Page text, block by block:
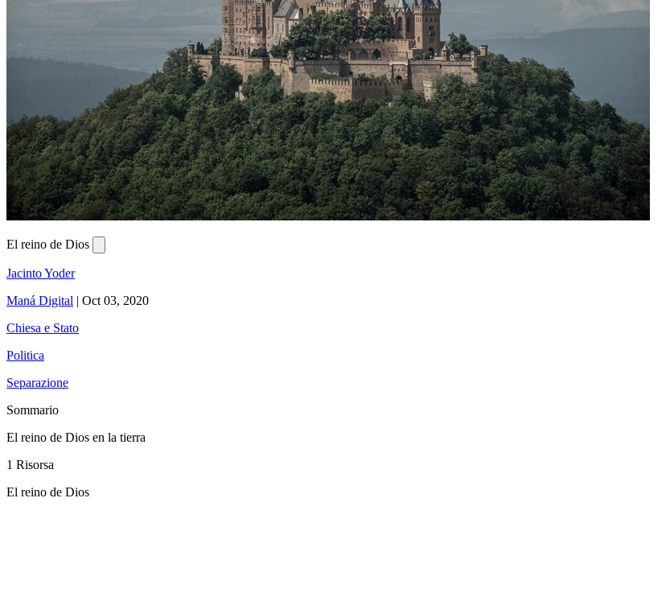
El reino de Dios
Jacinto Yoder
Maná Digital | Oct 03, 2020
Chiesa e Stato
Politica
Separazione
Sommario
El reino de Dios en la tierra
1 Risorsa
El reino de Dios